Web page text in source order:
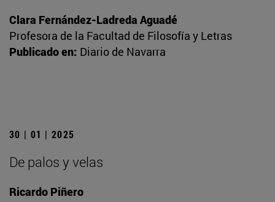
Clara Fernández-Ladreda Aguadé
Profesora de la Facultad de Filosofía y Letras
Publicado en: Diario de Navarra
30 | 01 | 2025
De palos y velas
Ricardo Piñero